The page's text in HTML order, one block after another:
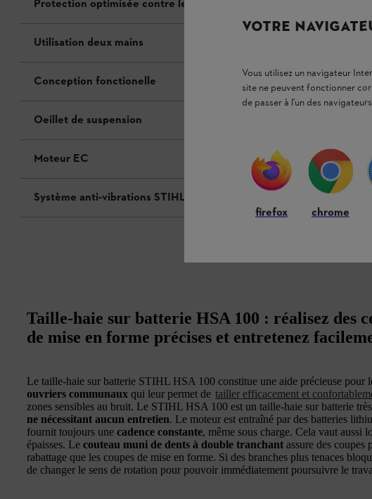
Protection optimisée contre les coupures
Utilisation deux mains
Conception fonctionelle
Oeillet de suspension
Moteur EC
Système anti-vibrations STIHL
Taille-haie sur batterie HSA 100 : réalisez des
de mise en forme précises et entretenez
Le taille-haie sur batterie STIHL HSA 100 constitue une aide précieuse pour
ouvriers communaux qui leur permet de tailler efficacement et
zones sensibles au bruit. Le STIHL HSA 100 est un taille-haie sur batterie
ne nécessitant aucun entretien. Le moteur est entraîné par des batteries
fournit toujours une cadence constante, même sous charge. Cela vaut aussi
épaisses. Le couteau muni de dents à double tranchant assure des coupes
rabattage que les coupes de mise en forme. Si des branches plus tenaces
de changer le sens de rotation pour pouvoir immédiatement poursuivre le
VOTRE
Vous utilisez un navigateur
site ne peuvent fonctionner
de passer à l'un des
firefox chrome